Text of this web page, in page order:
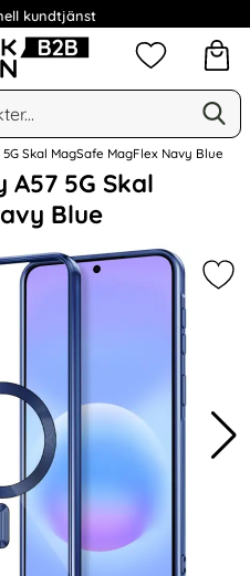
kundtjänst
Sök på Narse Group AB
Mina
Skal MagSafe MagFlex Navy Blue
5G Skal
Blue